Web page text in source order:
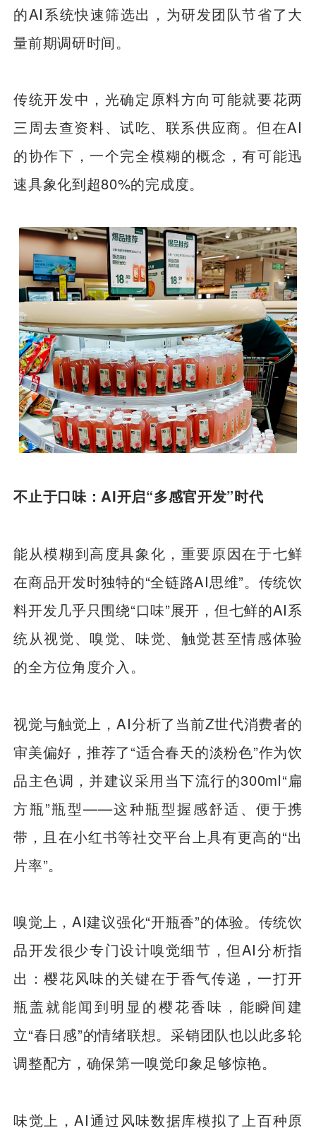
的AI系统快速筛选出，为研发团队节省了大
量前期调研时间。
传统开发中，光确定原料方向可能就要花两
三周去查资料、试吃、联系供应商。但在AI
的协作下，一个完全模糊的概念，有可能迅
速具象化到超80%的完成度。
不止于口味：AI开启“多感官开发”时代
能从模糊到高度具象化，重要原因在于七鲜
在商品开发时独特的“全链路AI思维”。传统饮
料开发几乎只围绕“口味”展开，但七鲜的AI系
统从视觉、嗅觉、味觉、触觉甚至情感体验
的全方位角度介入。
视觉与触觉上，AI分析了当前Z世代消费者的
审美偏好，推荐了“适合春天的淡粉色”作为饮
品主色调，并建议采用当下流行的300ml“扁
方瓶”瓶型——这种瓶型握感舒适、便于携
带，且在小红书等社交平台上具有更高的“出
片率”。
嗅觉上，AI建议强化“开瓶香”的体验。传统饮
品开发很少专门设计嗅觉细节，但AI分析指
出：樱花风味的关键在于香气传递，一打开
瓶盖就能闻到明显的樱花香味，能瞬间建
立“春日感”的情绪联想。采销团队也以此多轮
调整配方，确保第一嗅觉印象足够惊艳。
味觉上，AI通过风味数据库模拟了上百种原